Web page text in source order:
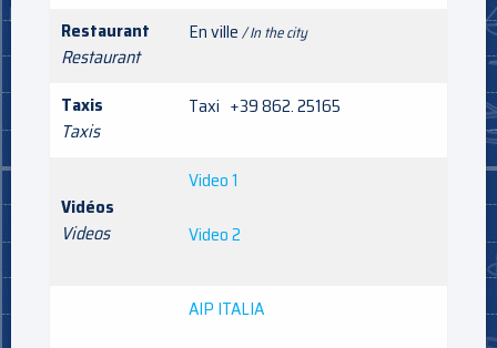
Restaurant
Restaurant
En ville/ In the city
Taxis
Taxis
Taxi +39 862. 25165
Vidéos
Videos
Video 1
Video 2
AIP ITALIA